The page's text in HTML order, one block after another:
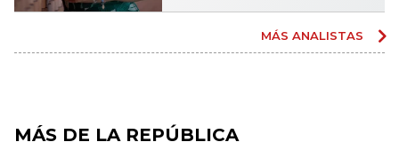
MÁS ANALISTAS
MÁS DE LA REPÚBLICA